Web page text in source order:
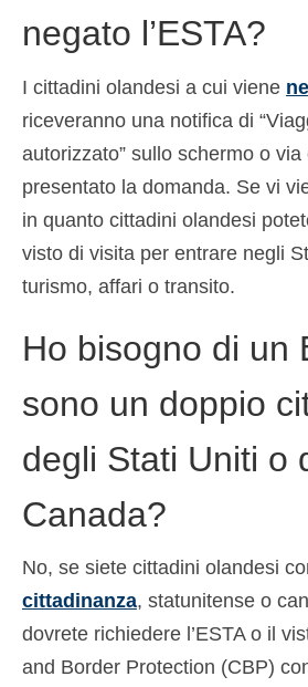
negato l’ESTA?
I cittadini olandesi a cui viene
riceveranno una notifica di
autorizzato” sullo schermo o
presentato la domanda. Se vi
in quanto cittadini olandesi
visto di visita per entrare negli
turismo, affari o transito.
Ho bisogno di un
sono un doppio
degli Stati Uniti o
Canada?
No, se siete cittadini olandesi
cittadinanza, statunitense o
dovrete richiedere l’ESTA o il
and Border Protection (CBP)